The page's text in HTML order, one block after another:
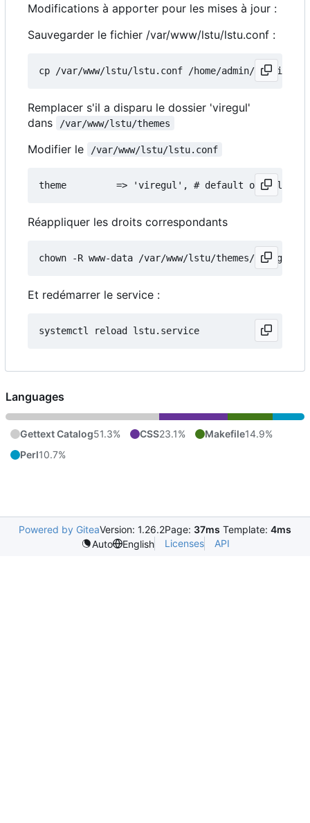
Modifications à apporter pour les mises à jour :
Sauvegarder le fichier /var/www/lstu/lstu.conf :
Remplacer s'il a disparu le dossier 'viregul'
dans
/var/www/lstu/themes
Modifier le /var/www/lstu/lstu.conf
Réappliquer les droits correspondants
Et redémarrer le service :
Languages
Gettext Catalog51.3% CSS23.1% Makefile14.9%
Perl10.7%
Powered by GiteaVersion: 1.26.2Page: 37ms Template: 4ms
Auto
English Licenses API